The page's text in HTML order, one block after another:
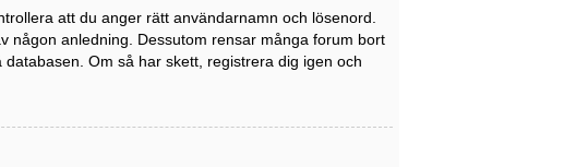
att du anger rätt användarnamn och lösenord.
någon anledning. Dessutom rensar många forum bort
Om så har skett, registrera dig igen och